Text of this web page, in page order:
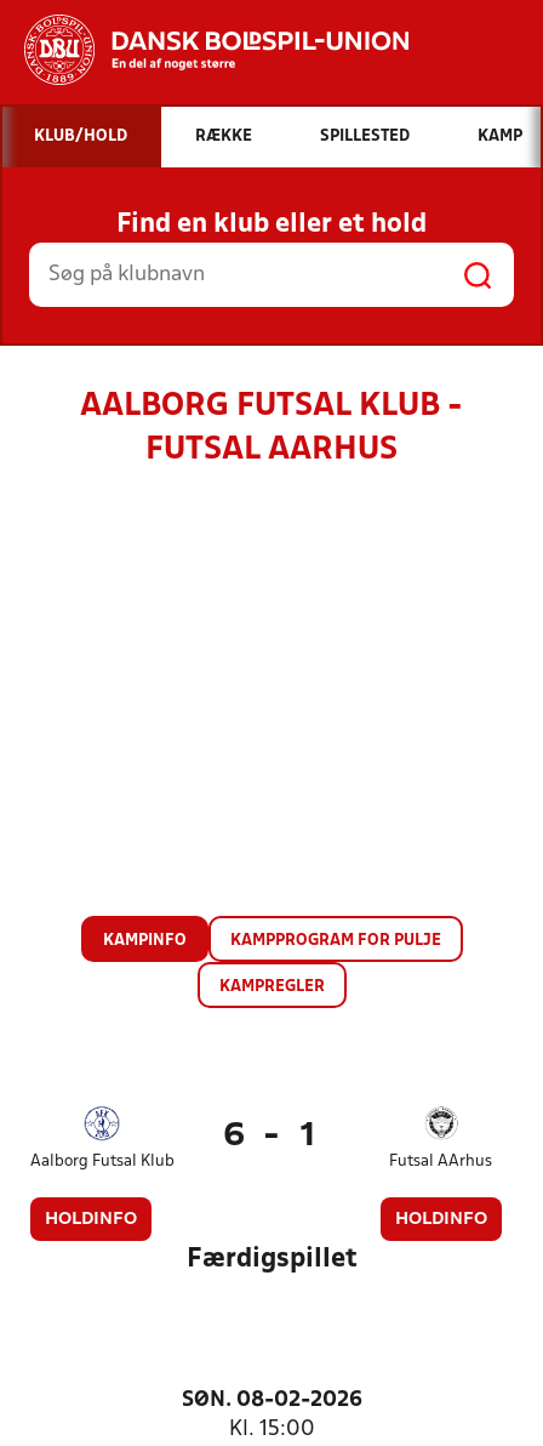
Hvad vil du søge efter?
INDHOLD OG NYHEDER
STILLINGER, RESULTATER, KLUBBER OG
HOLD
KLUB/HOLD RÆKKE SPILLESTED KAMP
Find en klub eller et hold
AALBORG FUTSAL KLUB -
FUTSAL AARHUS
KAMPINFO KAMPPROGRAM FOR PULJE
KAMPREGLER
Aalborg Futsal Klub
HOLDINFO
6 - 1
Futsal AArhus
HOLDINFO
Færdigspillet
SØN. 08-02-2026
Kl. 15:00